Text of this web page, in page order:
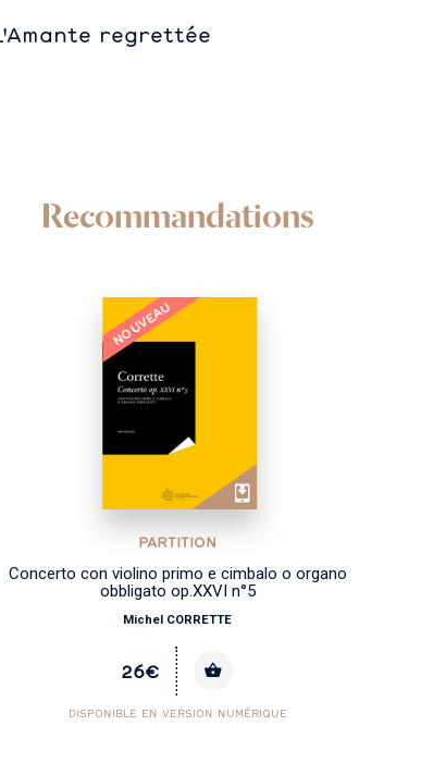
regrettée
Recommandations
NOUVEAU
PARTITION
Concerto con violino primo e cimbalo o organo
obbligato op.XXVI n°5
Michel CORRETTE
26€
DISPONIBLE EN VERSION NUMÉRIQUE